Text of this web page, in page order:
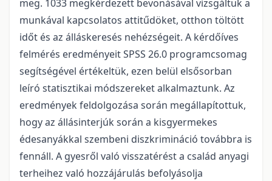
meg. 1033 megkérdezett bevonásával vizsgáltuk a
munkával kapcsolatos attitűdöket, otthon töltött
időt és az álláskeresés nehézségeit. A kérdőíves
felmérés eredményeit SPSS 26.0 programcsomag
segítségével értékeltük, ezen belül elsősorban
leíró statisztikai módszereket alkalmaztunk. Az
eredmények feldolgozása során megállapítottuk,
hogy az állásinterjúk során a kisgyermekes
édesanyákkal szembeni diszkrimináció továbbra is
fennáll. A gyesről való visszatérést a család anyagi
terheihez való hozzájárulás befolyásolja